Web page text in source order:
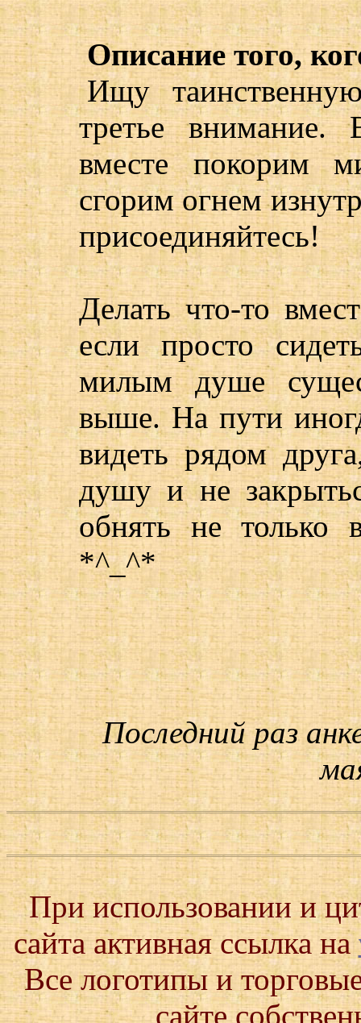
Описание того,
Ищу
третье внимание.
вместе покорим
сгорим огнем
присоединяйтесь!
Делать что-то
если просто
милым душе
выше. На пути
видеть рядом
душу и не
обнять не только
*^_^*
Последний раз
При использовании и
сайта активная ссылка на
Все логотипы и
сайте